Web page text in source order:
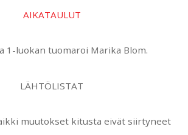
AIKATAULUT
1-luokan tuomaroi Marika Blom.
LÄHTÖLISTAT
muutokset kitusta eivät siirtyneet